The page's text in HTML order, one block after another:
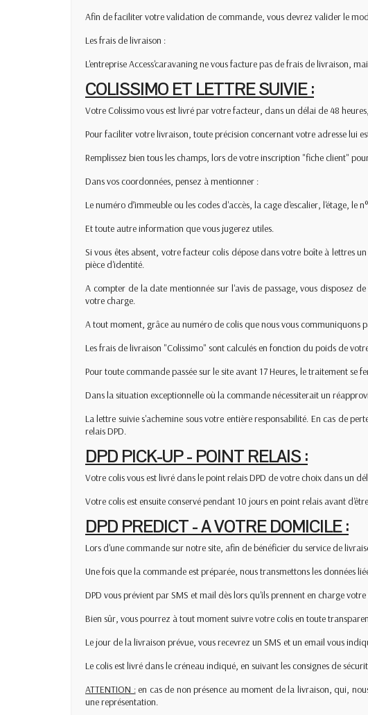
Afin de faciliter votre validation de commande, vous devrez valider le
Les frais de livraison :
L'entreprise Access'caravaning ne vous facture pas de frais de livraison,
COLISSIMO ET LETTRE SUIVIE :
Votre Colissimo vous est livré par votre facteur, dans un délai de 48
Pour faciliter votre livraison, toute précision concernant votre adresse lui
Remplissez bien tous les champs, lors de votre inscription "fiche client"
Dans vos coordonnées, pensez à mentionner :
Le numéro d’immeuble ou les codes d'accès, la cage d'escalier, l'étage, le
Et toute autre information que vous jugerez utiles.
Si vous êtes absent, votre facteur colis dépose dans votre boîte à lettres
pièce d'identité.
A compter de la date mentionnée sur l'avis de passage, vous disposez
votre charge.
A tout moment, grâce au numéro de colis que nous vous communiquons
Les frais de livraison "Colissimo" sont calculés en fonction du poids de
Pour toute commande passée sur le site avant 17 Heures, le traitement se
Dans la situation exceptionnelle où la commande nécessiterait un
La lettre suivie s'achemine sous votre entière responsabilité. En cas de
relais DPD.
DPD PICK-UP - POINT RELAIS :
Votre colis vous est livré dans le point relais DPD de votre choix dans un
Votre colis est ensuite conservé pendant 10 jours en point relais avant
DPD PREDICT - A VOTRE DOMICILE :
Lors d'une commande sur notre site, afin de bénéficier du service de
Une fois que la commande est préparée, nous transmettons les données
DPD vous prévient par SMS et mail dès lors qu'ils prennent en charge votre
Bien sûr, vous pourrez à tout moment suivre votre colis en toute
Le jour de la livraison prévue, vous recevrez un SMS et un email vous
Le colis est livré dans le créneau indiqué, en suivant les consignes de
ATTENTION :en cas de non présence au moment de la livraison, qui,
une représentation.